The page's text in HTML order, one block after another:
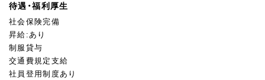
待遇・福利厚生
社会保険完備
昇給:あり
制服貸与
交通費規定支給
社員登用制度あり